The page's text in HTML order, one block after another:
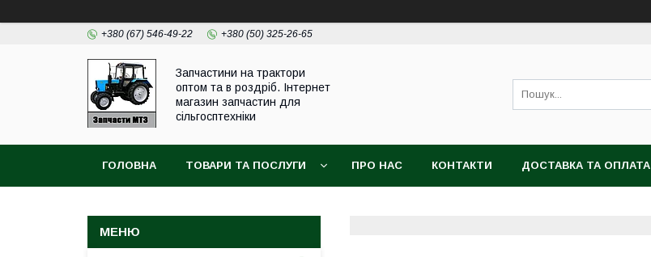
+380 (67) 546-49-22 +380 (50) 325-26-65
Запчастини на трактори
оптом та в роздріб. Інтернет
магазин запчастин для
сільгосптехніки
ГОЛОВНА ТОВАРИ ТА ПОСЛУГИ ПРО НАС КОНТАКТИ ДОСТАВКА ТА ОПЛАТА